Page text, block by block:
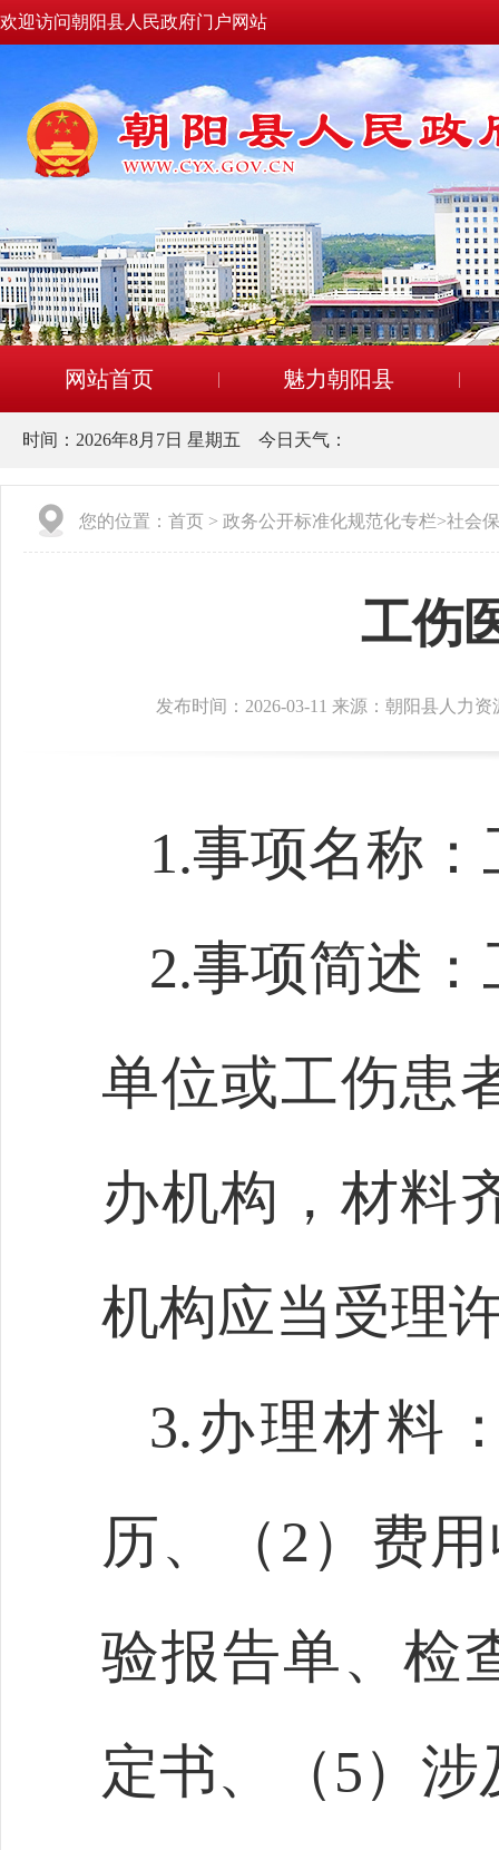
欢迎访问朝阳县人民政府门户网站
网站首页 魅力朝阳县
时间： 2026年8月7日 星期五 今日天气：
您的位置： 首页 > 政务公开标准化规范化专栏>社会
工伤
发布时间：2026-03-11 来源：朝阳县人力
1.事项名称
2.事项简述
单位或工伤患
办机构，材料
机构应当受理
3.办理材料
历、（2）费
验报告单、检
定书、（5）